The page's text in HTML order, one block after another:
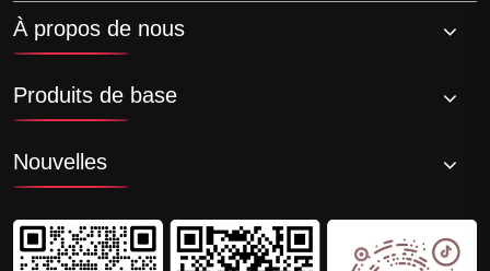
À propos de nous
Produits de base
Nouvelles